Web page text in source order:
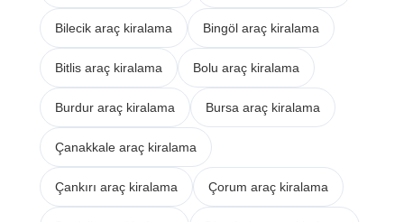
Bilecik araç kiralama Bingöl araç kiralama
Bitlis araç kiralama Bolu araç kiralama
Burdur araç kiralama Bursa araç kiralama
Çanakkale araç kiralama
Çankırı araç kiralama Çorum araç kiralama